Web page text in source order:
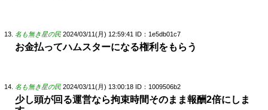
名も無き星の民 2024/03/11(月) 12:59:41 ID：1e5db01c7
お金払ってハムスターになる権利をもらう
名も無き星の民 2024/03/11(月) 13:00:18 ID：1009506b2
少し頭が回る運営なら拘束時間そのまま報酬2倍にしま